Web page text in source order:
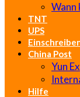
Wann
TNT
UPS
China Post
Yun
Hilfe